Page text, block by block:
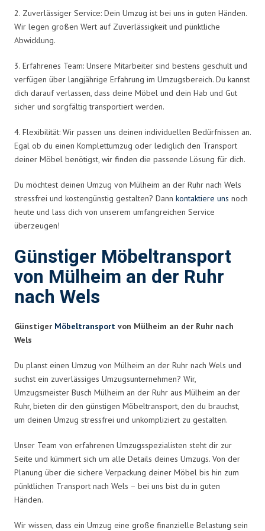
2. Zuverlässiger Service: Dein Umzug ist bei uns in guten Händen.
Wir legen großen Wert auf Zuverlässigkeit und pünktliche
Abwicklung.
3. Erfahrenes Team: Unsere Mitarbeiter sind bestens geschult und
verfügen über langjährige Erfahrung im Umzugsbereich. Du kannst
dich darauf verlassen, dass deine Möbel und dein Hab und Gut
sicher und sorgfältig transportiert werden.
4. Flexibilität: Wir passen uns deinen individuellen Bedürfnissen an.
Egal ob du einen Komplettumzug oder lediglich den Transport
deiner Möbel benötigst, wir finden die passende Lösung für dich.
Du möchtest deinen Umzug von Mülheim an der Ruhr nach Wels
stressfrei und kostengünstig gestalten? Dann kontaktiere uns noch
heute und lass dich von unserem umfangreichen Service
überzeugen!
Günstiger Möbeltransport
von Mülheim an der Ruhr
nach Wels
Günstiger Möbeltransport von Mülheim an der Ruhr nach
Wels
Du planst einen Umzug von Mülheim an der Ruhr nach Wels und
suchst ein zuverlässiges Umzugsunternehmen? Wir,
Umzugsmeister Busch Mülheim an der Ruhr aus Mülheim an der
Ruhr, bieten dir den günstigen Möbeltransport, den du brauchst,
um deinen Umzug stressfrei und unkompliziert zu gestalten.
Unser Team von erfahrenen Umzugsspezialisten steht dir zur
Seite und kümmert sich um alle Details deines Umzugs. Von der
Planung über die sichere Verpackung deiner Möbel bis hin zum
pünktlichen Transport nach Wels – bei uns bist du in guten
Händen.
Wir wissen, dass ein Umzug eine große finanzielle Belastung sein